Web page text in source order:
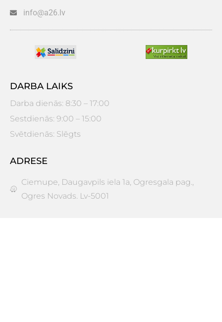
info@a26.lv
DARBA LAIKS
Darba dienās: 8:30 – 17:00
Sestdienās: 9:00 – 15:00
Svētdienās: Slēgts
ADRESE
Ciemupe, Daugavpils iela 1a, Ogresgala pag.,
Ogres Novads. Lv-5001